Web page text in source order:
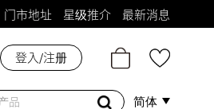
门市地址 星级推介 最新消息
护理 母婴护理 游戏及精品
登入/注册
简体